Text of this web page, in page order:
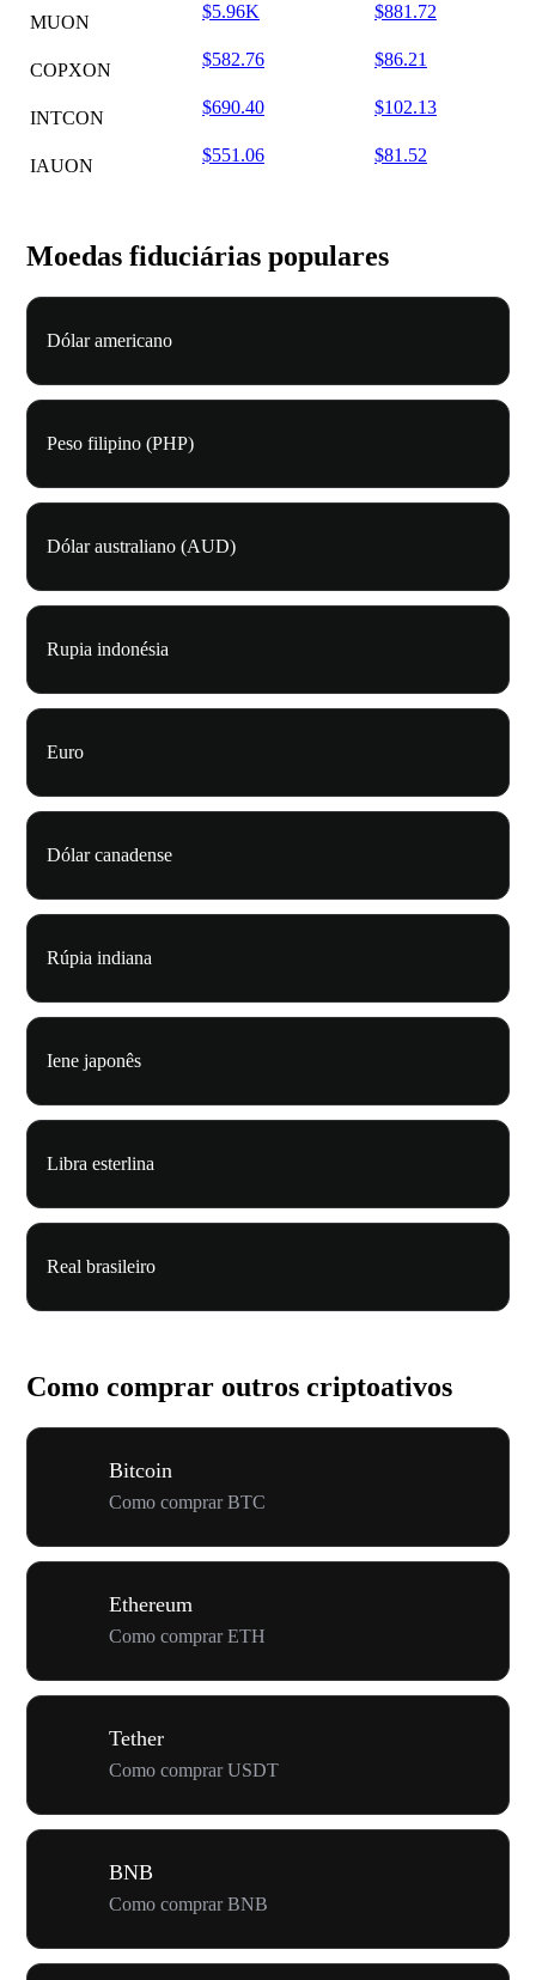
MUON
$5.96K $881.72
COPXON
$582.76 $86.21
INTCON
$690.40 $102.13
IAUON
$551.06 $81.52
Moedas fiduciárias populares
Dólar americano
Peso filipino (PHP)
Dólar australiano (AUD)
Rupia indonésia
Euro
Dólar canadense
Rúpia indiana
Iene japonês
Libra esterlina
Real brasileiro
Como comprar outros criptoativos
Bitcoin
Como comprar BTC
Ethereum
Como comprar ETH
Tether
Como comprar USDT
BNB
Como comprar BNB